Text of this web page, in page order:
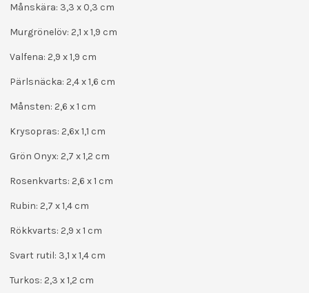
Månskära: 3,3 x 0,3 cm
Murgrönelöv: 2,1 x 1,9 cm
Valfena: 2,9 x 1,9 cm
Pärlsnäcka: 2,4 x 1,6 cm
Månsten: 2,6 x 1 cm
Krysopras: 2,6x 1,1 cm
Grön Onyx: 2,7 x 1,2 cm
Rosenkvarts: 2,6 x 1 cm
Rubin: 2,7 x 1,4 cm
Rökkvarts: 2,9 x 1 cm
Svart rutil: 3,1 x 1,4 cm
Turkos: 2,3 x 1,2 cm